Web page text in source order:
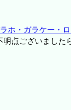
ホ・ガラケー・
点ございました